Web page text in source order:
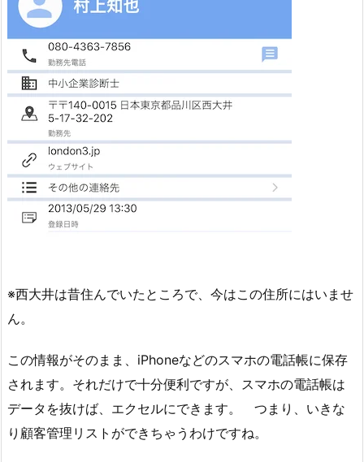
※西大井は昔住んでいたところで、今はこの住所にはいませ
ん。
この情報がそのまま、iPhoneなどのスマホの電話帳に保存
されます。それだけで十分便利ですが、スマホの電話帳は
データを抜けば、エクセルにできます。 つまり、いきな
り顧客管理リストができちゃうわけですね。